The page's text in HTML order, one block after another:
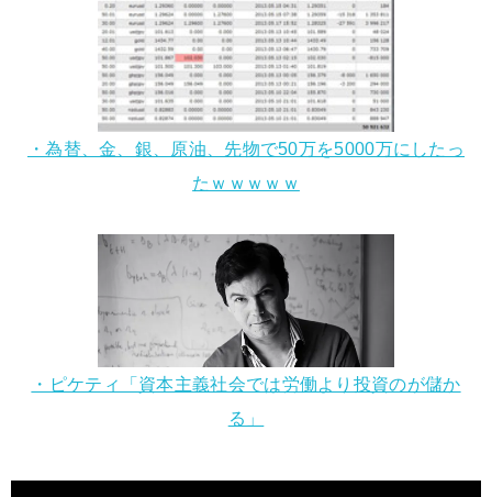
・為替、金、銀、原油、先物で50万を5000万にしたっ
たｗｗｗｗｗ
・ピケティ「資本主義社会では労働より投資のが儲か
る」